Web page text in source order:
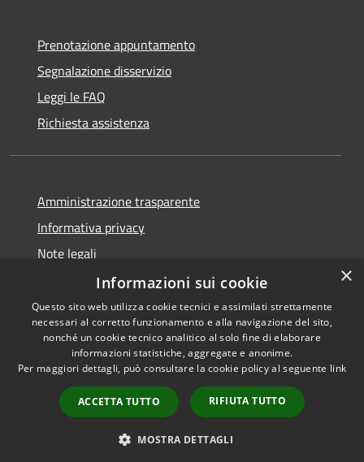
Prenotazione appuntamento
Segnalazione disservizio
Leggi le FAQ
Richiesta assistenza
Amministrazione trasparente
Informativa privacy
Note legali
Dichiarazione di accessibilità
RSS
Accessibilità
Copyright © 2026 • Comune di
Pescasseroli • Powered by
Municipium•
Accesso
redazione
×
Informazioni sui cookie
Questo sito web utilizza cookie tecnici e assimilati strettamente
necessari al corretto funzionamento e alla navigazione del sito,
nonché un cookie tecnico analitico al solo fine di elaborare
informazioni statistiche, aggregate e anonime.
Per maggiori dettagli, può consultare la cookie policy al seguente link
ACCETTA TUTTO RIFIUTA TUTTO
MOSTRA DETTAGLI